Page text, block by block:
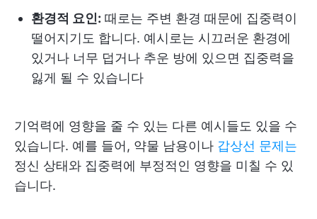
환경적 요인: 때로는 주변 환경 때문에 집중력이
떨어지기도 합니다. 예시로는 시끄러운 환경에
있거나 너무 덥거나 추운 방에 있으면 집중력을
잃게 될 수 있습니다
기억력에 영향을 줄 수 있는 다른 예시들도 있을 수
있습니다. 예를 들어, 약물 남용이나 갑상선 문제는
정신 상태와 집중력에 부정적인 영향을 미칠 수 있
습니다.